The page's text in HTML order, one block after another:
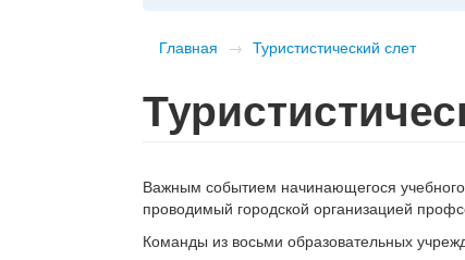
Главная → Туристистический слет
Важным событием начинающегося учебного
проводимый городской организацией
Команды из восьми образовательных